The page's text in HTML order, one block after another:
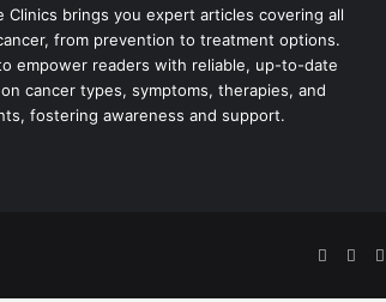
Clinics brings you expert articles covering all
from prevention to treatment options.
empower readers with reliable, up-to-date
cancer types, symptoms, therapies, and
fostering awareness and support.